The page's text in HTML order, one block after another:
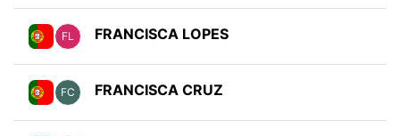
FL FRANCISCA LOPES
FC FRANCISCA CRUZ